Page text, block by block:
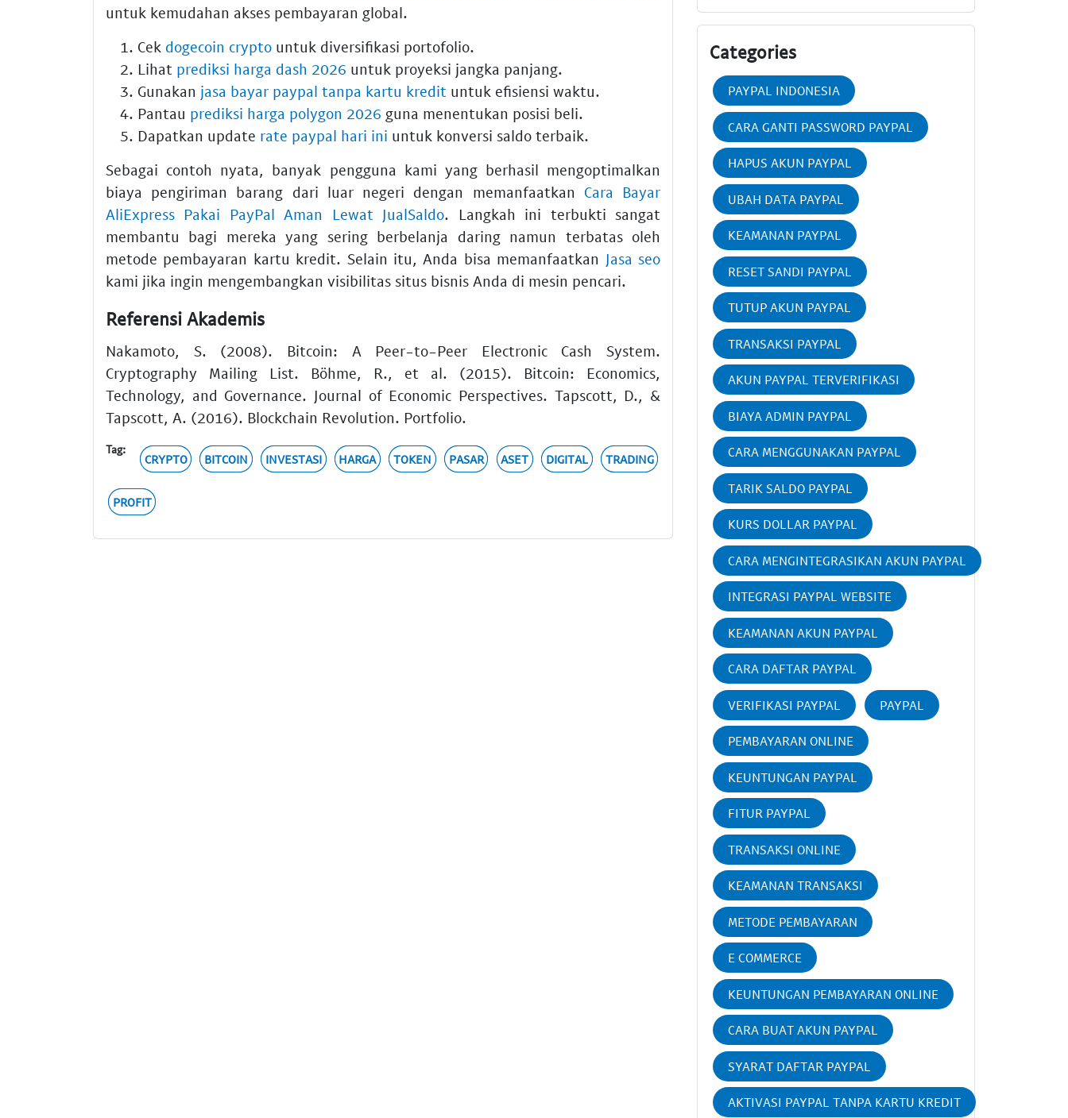
untuk kemudahan akses pembayaran global.
Cek dogecoin crypto untuk diversifikasi portofolio.
Lihat prediksi harga dash 2026 untuk proyeksi jangka panjang.
Gunakan jasa bayar paypal tanpa kartu kredit untuk efisiensi waktu.
Pantau prediksi harga polygon 2026 guna menentukan posisi beli.
Dapatkan update rate paypal hari ini untuk konversi saldo terbaik.
Sebagai contoh nyata, banyak pengguna kami yang berhasil mengoptimalkan
biaya pengiriman barang dari luar negeri dengan memanfaatkan Cara Bayar
AliExpress Pakai PayPal Aman Lewat JualSaldo. Langkah ini terbukti sangat
membantu bagi mereka yang sering berbelanja daring namun terbatas oleh
metode pembayaran kartu kredit. Selain itu, Anda bisa memanfaatkan Jasa seo
kami jika ingin mengembangkan visibilitas situs bisnis Anda di mesin pencari.
Referensi Akademis
Nakamoto, S. (2008). Bitcoin: A Peer-to-Peer Electronic Cash System.
Cryptography Mailing List. Böhme, R., et al. (2015). Bitcoin: Economics,
Technology, and Governance. Journal of Economic Perspectives. Tapscott, D., &
Tapscott, A. (2016). Blockchain Revolution. Portfolio.
Tag:
CRYPTO BITCOIN INVESTASI HARGA TOKEN PASAR ASET DIGITAL TRADING
PROFIT
Categories
PAYPAL INDONESIA
CARA GANTI PASSWORD PAYPAL
HAPUS AKUN PAYPAL
UBAH DATA PAYPAL
KEAMANAN PAYPAL
RESET SANDI PAYPAL
TUTUP AKUN PAYPAL
TRANSAKSI PAYPAL
AKUN PAYPAL TERVERIFIKASI
BIAYA ADMIN PAYPAL
CARA MENGGUNAKAN PAYPAL
TARIK SALDO PAYPAL
KURS DOLLAR PAYPAL
CARA MENGINTEGRASIKAN AKUN PAYPAL
INTEGRASI PAYPAL WEBSITE
KEAMANAN AKUN PAYPAL
CARA DAFTAR PAYPAL
VERIFIKASI PAYPAL PAYPAL
PEMBAYARAN ONLINE
KEUNTUNGAN PAYPAL
FITUR PAYPAL
TRANSAKSI ONLINE
KEAMANAN TRANSAKSI
METODE PEMBAYARAN
E COMMERCE
KEUNTUNGAN PEMBAYARAN ONLINE
CARA BUAT AKUN PAYPAL
SYARAT DAFTAR PAYPAL
AKTIVASI PAYPAL TANPA KARTU KREDIT